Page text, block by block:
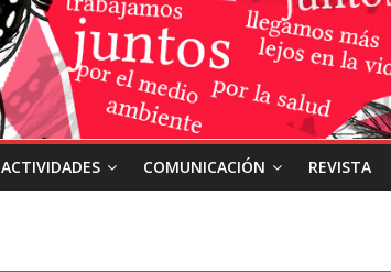
ACTIVIDADES COMUNICACIÓN REVISTA